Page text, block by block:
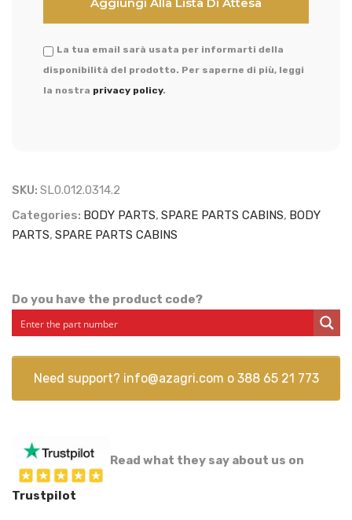
La tua email sarà usata per informarti della
disponibilità del prodotto. Per saperne di più, leggi
la nostra privacy policy.
SKU: SL0.012.0314.2
Categories: BODY PARTS, SPARE PARTS CABINS, BODY
PARTS, SPARE PARTS CABINS
Do you have the product code?
Need support? info@azagri.com o 388 65 21 773
Read what they say about us on
Trustpilot